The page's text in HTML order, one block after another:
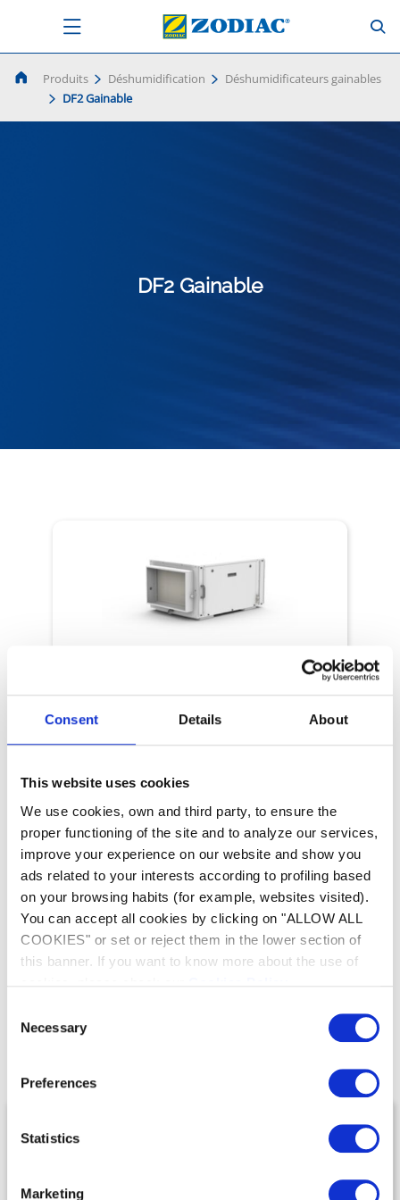
Consent Details About
This website uses cookies
We use cookies, own and third party, to ensure the
proper functioning of the site and to analyze our services,
improve your experience on our website and show you
ads related to your interests according to profiling based
on your browsing habits (for example, websites visited).
You can accept all cookies by clicking on "ALLOW ALL
COOKIES" or set or reject them in the lower section of
this banner. If you want to know more about the use of
Selection
Necessary
Preferences
Statistics
Marketing
Produits Déshumidification
Déshumidificateurs gainables
DF2 Gainable
DF2 Gainable
DF2 Gainable
Déshumidificateur gainable pour petites et
Disponible en 5 capacités
2 Options de chauffage de l'air...
Large gamme
Mode Eco
Fabriqué en Espagne
Déshumidificateurs gainables